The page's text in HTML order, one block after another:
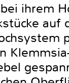
ihrem